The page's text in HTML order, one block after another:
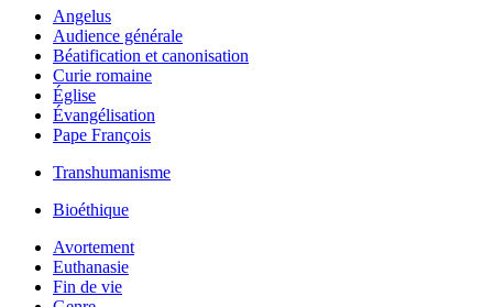
Angelus
Audience générale
Béatification et canonisation
Curie romaine
Église
Évangélisation
Pape François
Transhumanisme
Bioéthique
Avortement
Euthanasie
Fin de vie